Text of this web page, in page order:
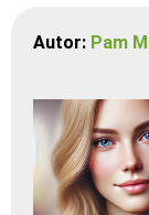
Autor: Pam